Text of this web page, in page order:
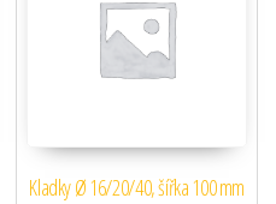
Kladky Ø 16/20/40, šířka 100 mm